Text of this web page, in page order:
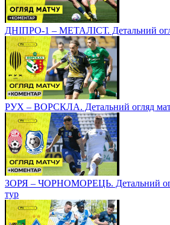
ДНІПРО-1 – МЕТАЛІСТ. Детальний
РУХ – ВОРСКЛА. Детальний огляд
ЗОРЯ – ЧОРНОМОРЕЦЬ. Детальний
тур